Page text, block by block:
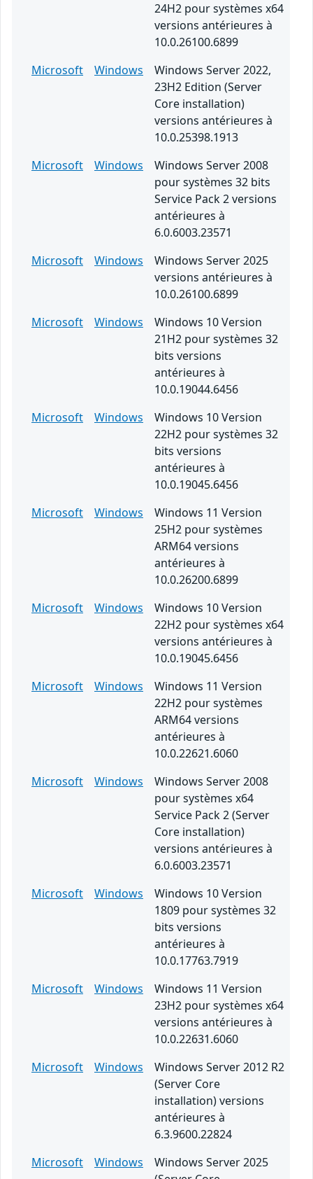
24H2 pour systèmes x64
versions antérieures à
10.0.26100.6899
Microsoft
Windows
Windows Server 2022,
23H2 Edition (Server
Core installation)
versions antérieures à
10.0.25398.1913
Microsoft
Windows
Windows Server 2008
pour systèmes 32 bits
Service Pack 2 versions
antérieures à
6.0.6003.23571
Microsoft
Windows
Windows Server 2025
versions antérieures à
10.0.26100.6899
Microsoft
Windows
Windows 10 Version
21H2 pour systèmes 32
bits versions
antérieures à
10.0.19044.6456
Microsoft
Windows
Windows 10 Version
22H2 pour systèmes 32
bits versions
antérieures à
10.0.19045.6456
Microsoft
Windows
Windows 11 Version
25H2 pour systèmes
ARM64 versions
antérieures à
10.0.26200.6899
Microsoft
Windows
Windows 10 Version
22H2 pour systèmes x64
versions antérieures à
10.0.19045.6456
Microsoft
Windows
Windows 11 Version
22H2 pour systèmes
ARM64 versions
antérieures à
10.0.22621.6060
Microsoft
Windows
Windows Server 2008
pour systèmes x64
Service Pack 2 (Server
Core installation)
versions antérieures à
6.0.6003.23571
Microsoft
Windows
Windows 10 Version
1809 pour systèmes 32
bits versions
antérieures à
10.0.17763.7919
Microsoft
Windows
Windows 11 Version
23H2 pour systèmes x64
versions antérieures à
10.0.22631.6060
Microsoft
Windows
Windows Server 2012 R2
(Server Core
installation) versions
antérieures à
6.3.9600.22824
Microsoft
Windows
Windows Server 2025